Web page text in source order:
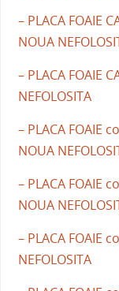
– PLACA FOAIE
NOUA
– PLACA FOAIE
NEFOLOSITA
– PLACA FOAIE
NOUA
– PLACA FOAIE
NOUA
– PLACA FOAIE
NEFOLOSITA